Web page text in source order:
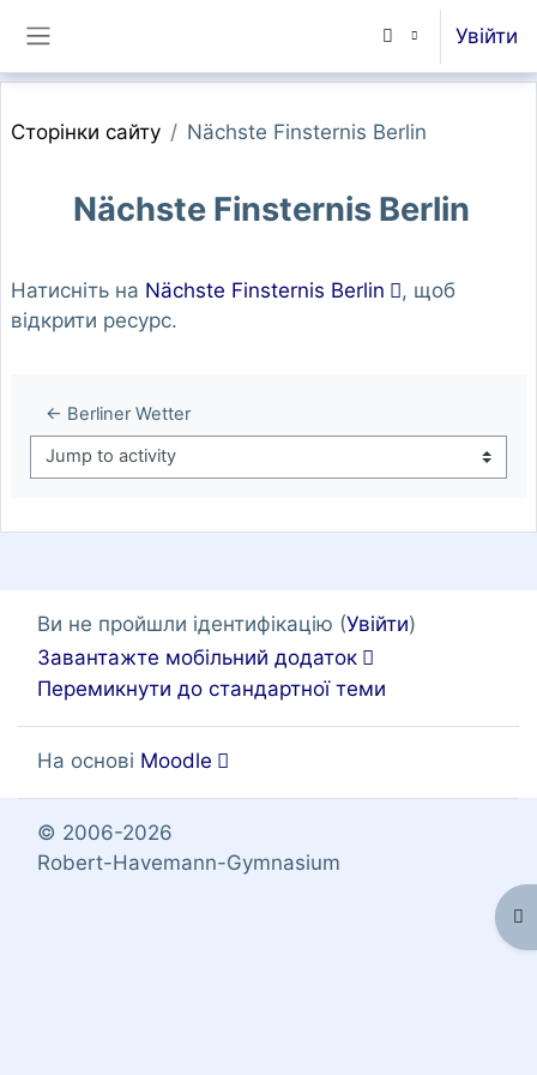
Увійти
Сторінки сайту Nächste Finsternis Berlin
Nächste Finsternis Berlin
Натисніть на Nächste Finsternis Berlin
, щоб
відкрити ресурс.
← Berliner Wetter
Jump to activity
Ви не пройшли ідентифікацію (Увійти)
Завантажте мобільний додаток
Перемикнути до стандартної теми
На основі Moodle
© 2006-2026
Robert-Havemann-Gymnasium